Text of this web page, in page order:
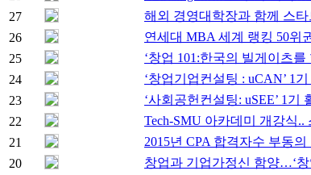
27
해외 경영대학장과 함께 스
26
연세대 MBA 세계 랭킹 50위
25
‘창업 101:한국의 빌게이츠를
24
‘창업기업컨설팅 : uCAN’ 1
23
‘사회공헌컨설팅: uSEE’ 1기
22
Tech-SMU 아카데미 개강식
21
2015년 CPA 합격자수 부동의
20
창업과 기업가정신 함양…‘창